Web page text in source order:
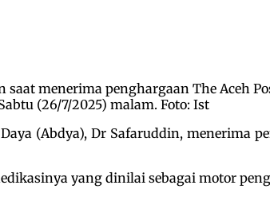
saat menerima penghargaan The Aceh
(26/7/2025) malam. Foto: Ist
(Abdya), Dr Safaruddin, menerima
yang dinilai sebagai motor